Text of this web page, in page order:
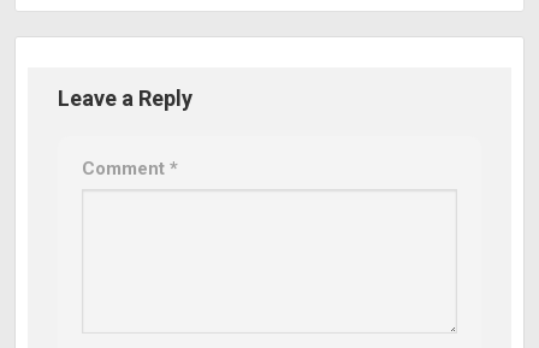
Leave a Reply
Comment *